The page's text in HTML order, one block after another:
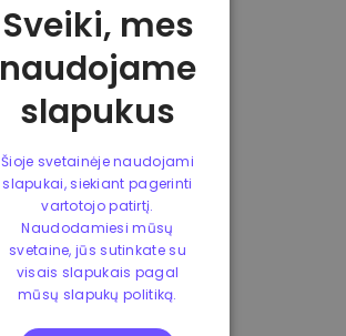
Sveiki, mes
naudojame
slapukus
Šioje svetainėje naudojami
slapukai, siekiant pagerinti
vartotojo patirtį.
Naudodamiesi mūsų
svetaine, jūs sutinkate su
visais slapukais pagal
mūsų slapukų politiką.